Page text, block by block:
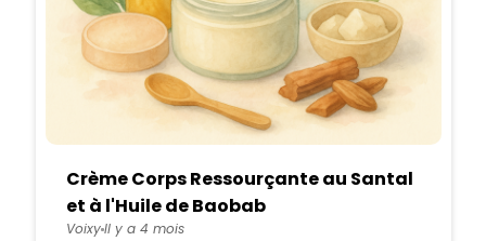
Crème Corps Ressourçante au Santal
et à l'Huile de Baobab
VoixyIl y a 4 mois